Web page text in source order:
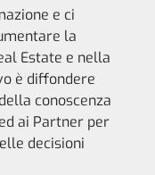
e ci
la
Estate e nella
è diffondere
conoscenza
ai Partner per
decisioni